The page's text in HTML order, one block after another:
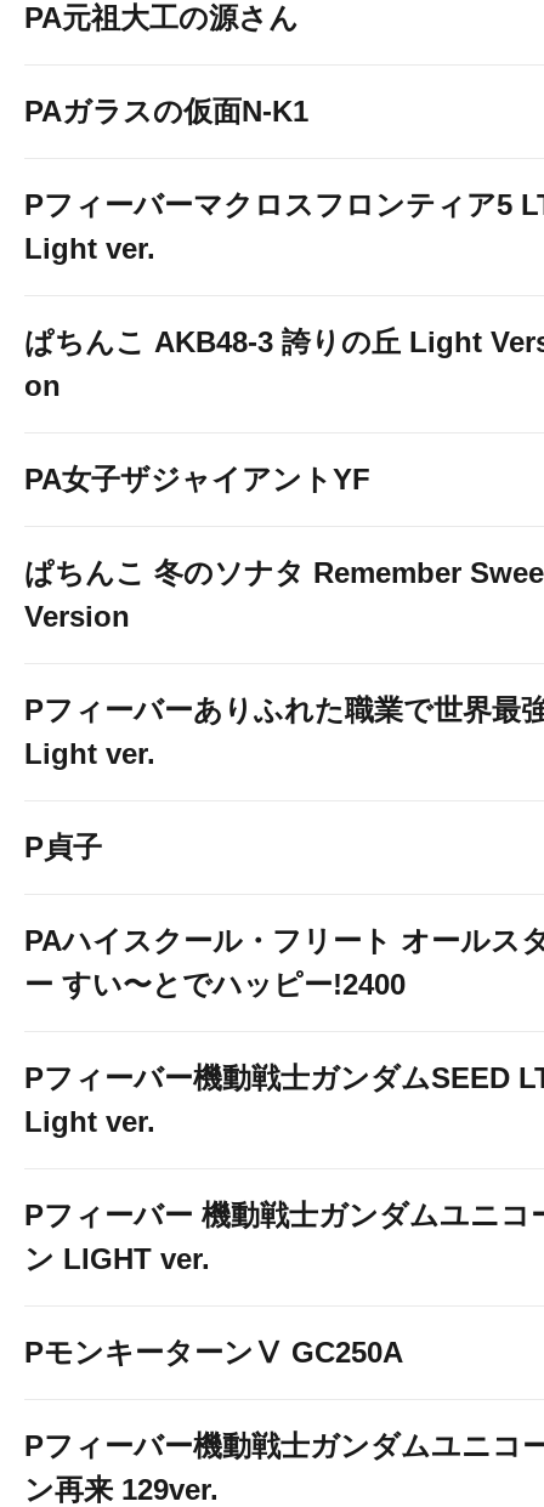
PA元祖大工の源さん
PAガラスの仮面N-K1
Pフィーバーマクロスフロンティア5
Light ver.
ぱちんこ AKB48-3 誇りの丘 Light
on
PA女子ザジャイアントYF
ぱちんこ 冬のソナタ Remember
Version
Pフィーバーありふれた職業で世界最
Light ver.
P貞子
PAハイスクール・フリート オールス
ー すい〜とでハッピー!2400
Pフィーバー機動戦士ガンダムSEED
Light ver.
Pフィーバー 機動戦士ガンダムユニコ
ン LIGHT ver.
PモンキーターンⅤ GC250A
Pフィーバー機動戦士ガンダムユニコ
ン再来 129ver.